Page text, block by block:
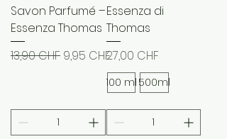
Savon Parfumé –
Essenza Thomas
Prix original
13,90 CHF Prix promotionnel
9,95 CHF
Essenza di
Thomas
Prix
27,00 CHF
100 ml 500ml